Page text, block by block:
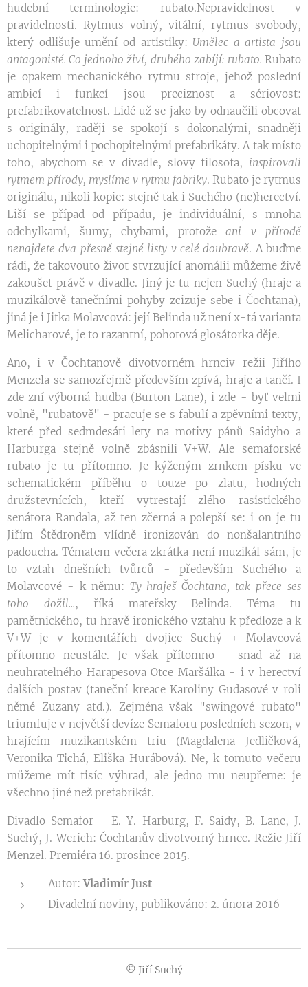
hudební terminologie: rubato.Nepravidelnost v
pravidelnosti. Rytmus volný, vitální, rytmus svobody,
který odlišuje umění od artistiky: Umělec a artista jsou
antagonisté. Co jednoho živí, druhého zabíjí: rubato. Rubato
je opakem mechanického rytmu stroje, jehož poslední
ambicí i funkcí jsou preciznost a sériovost:
prefabrikovatelnost. Lidé už se jako by odnaučili obcovat
s originály, raději se spokojí s dokonalými, snadněji
uchopitelnými i pochopitelnými prefabrikáty. A tak místo
toho, abychom se v divadle, slovy filosofa, inspirovali
rytmem přírody, myslíme v rytmu fabriky. Rubato je rytmus
originálu, nikoli kopie: stejně tak i Suchého (ne)herectví.
Liší se případ od případu, je individuální, s mnoha
odchylkami, šumy, chybami, protože ani v přírodě
nenajdetedva přesně stejné listy v celé doubravě. A buďme
rádi, že takovouto život stvrzující anomálii můžeme živě
zakoušet právě v divadle. Jiný je tu nejen Suchý (hraje a
muzikálově tanečními pohyby zcizuje sebe i Čochtana),
jiná je i Jitka Molavcová: její Belinda už není x-tá varianta
Melicharové, je to razantní, pohotová glosátorka děje.
Ano, i v Čochtanově divotvorném hrnciv režii Jiřího
Menzela se samozřejmě především zpívá, hraje a tančí. I
zde zní výborná hudba (Burton Lane), i zde - byť velmi
volně, "rubatově" - pracuje se s fabulí a zpěvními texty,
které před sedmdesáti lety na motivy pánů Saidyho a
Harburga stejně volně zbásnili V+W. Ale semaforské
rubato je tu přítomno. Je kýženým zrnkem písku ve
schematickém příběhu o touze po zlatu, hodných
družstevnících, kteří vytrestají zlého rasistického
senátora Randala, až ten zčerná a polepší se: i on je tu
Jiřím Štědroněm vlídně ironizován do nonšalantního
padoucha. Tématem večera zkrátka není muzikál sám, je
to vztah dnešních tvůrců - především Suchého a
Molavcové - k němu: Ty hraješ Čochtana, tak přece ses
toho dožil..., říká mateřsky Belinda. Téma tu
pamětnického, tu hravě ironického vztahu k předloze a k
V+W je v komentářích dvojice Suchý + Molavcová
přítomno neustále. Je však přítomno - snad až na
neuhratelného Harapesova Otce Maršálka - i v herectví
dalších postav (taneční kreace Karoliny Gudasové v roli
němé Zuzany atd.). Zejména však "swingové rubato"
triumfuje v největší devíze Semaforu posledních sezon, v
hrajícím muzikantském triu (Magdalena Jedličková,
Veronika Tichá, Eliška Hurábová). Ne, k tomuto večeru
můžeme mít tisíc výhrad, ale jedno mu ne­upře­me: je
všechno jiné než prefabrikát.
Divadlo Semafor - E. Y. Harburg, F. Saidy, B. Lane, J.
Suchý, J. Werich: Čochtanův divotvorný hrnec. Režie Jiří
Menzel. Premiéra 16. prosince 2015.
Autor:Vladimír Just
Divadelní noviny, publikováno: 2. února 2016
© Jiří Suchý